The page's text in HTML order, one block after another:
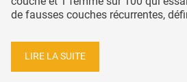
de fausses couches récurrentes,
LIRE LA SUITE